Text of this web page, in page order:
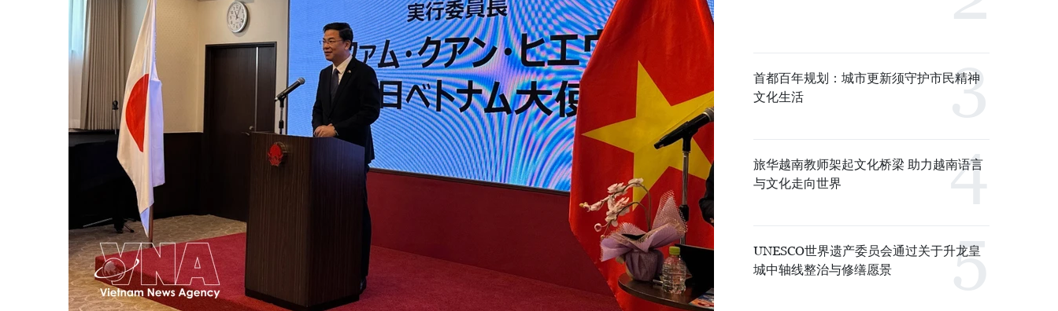
首都百年规划：城市更新须守护市民精神
文化生活
旅华越南教师架起文化桥梁 助力越南语言
与文化走向世界
UNESCO世界遗产委员会通过关于升龙皇
城中轴线整治与修缮愿景